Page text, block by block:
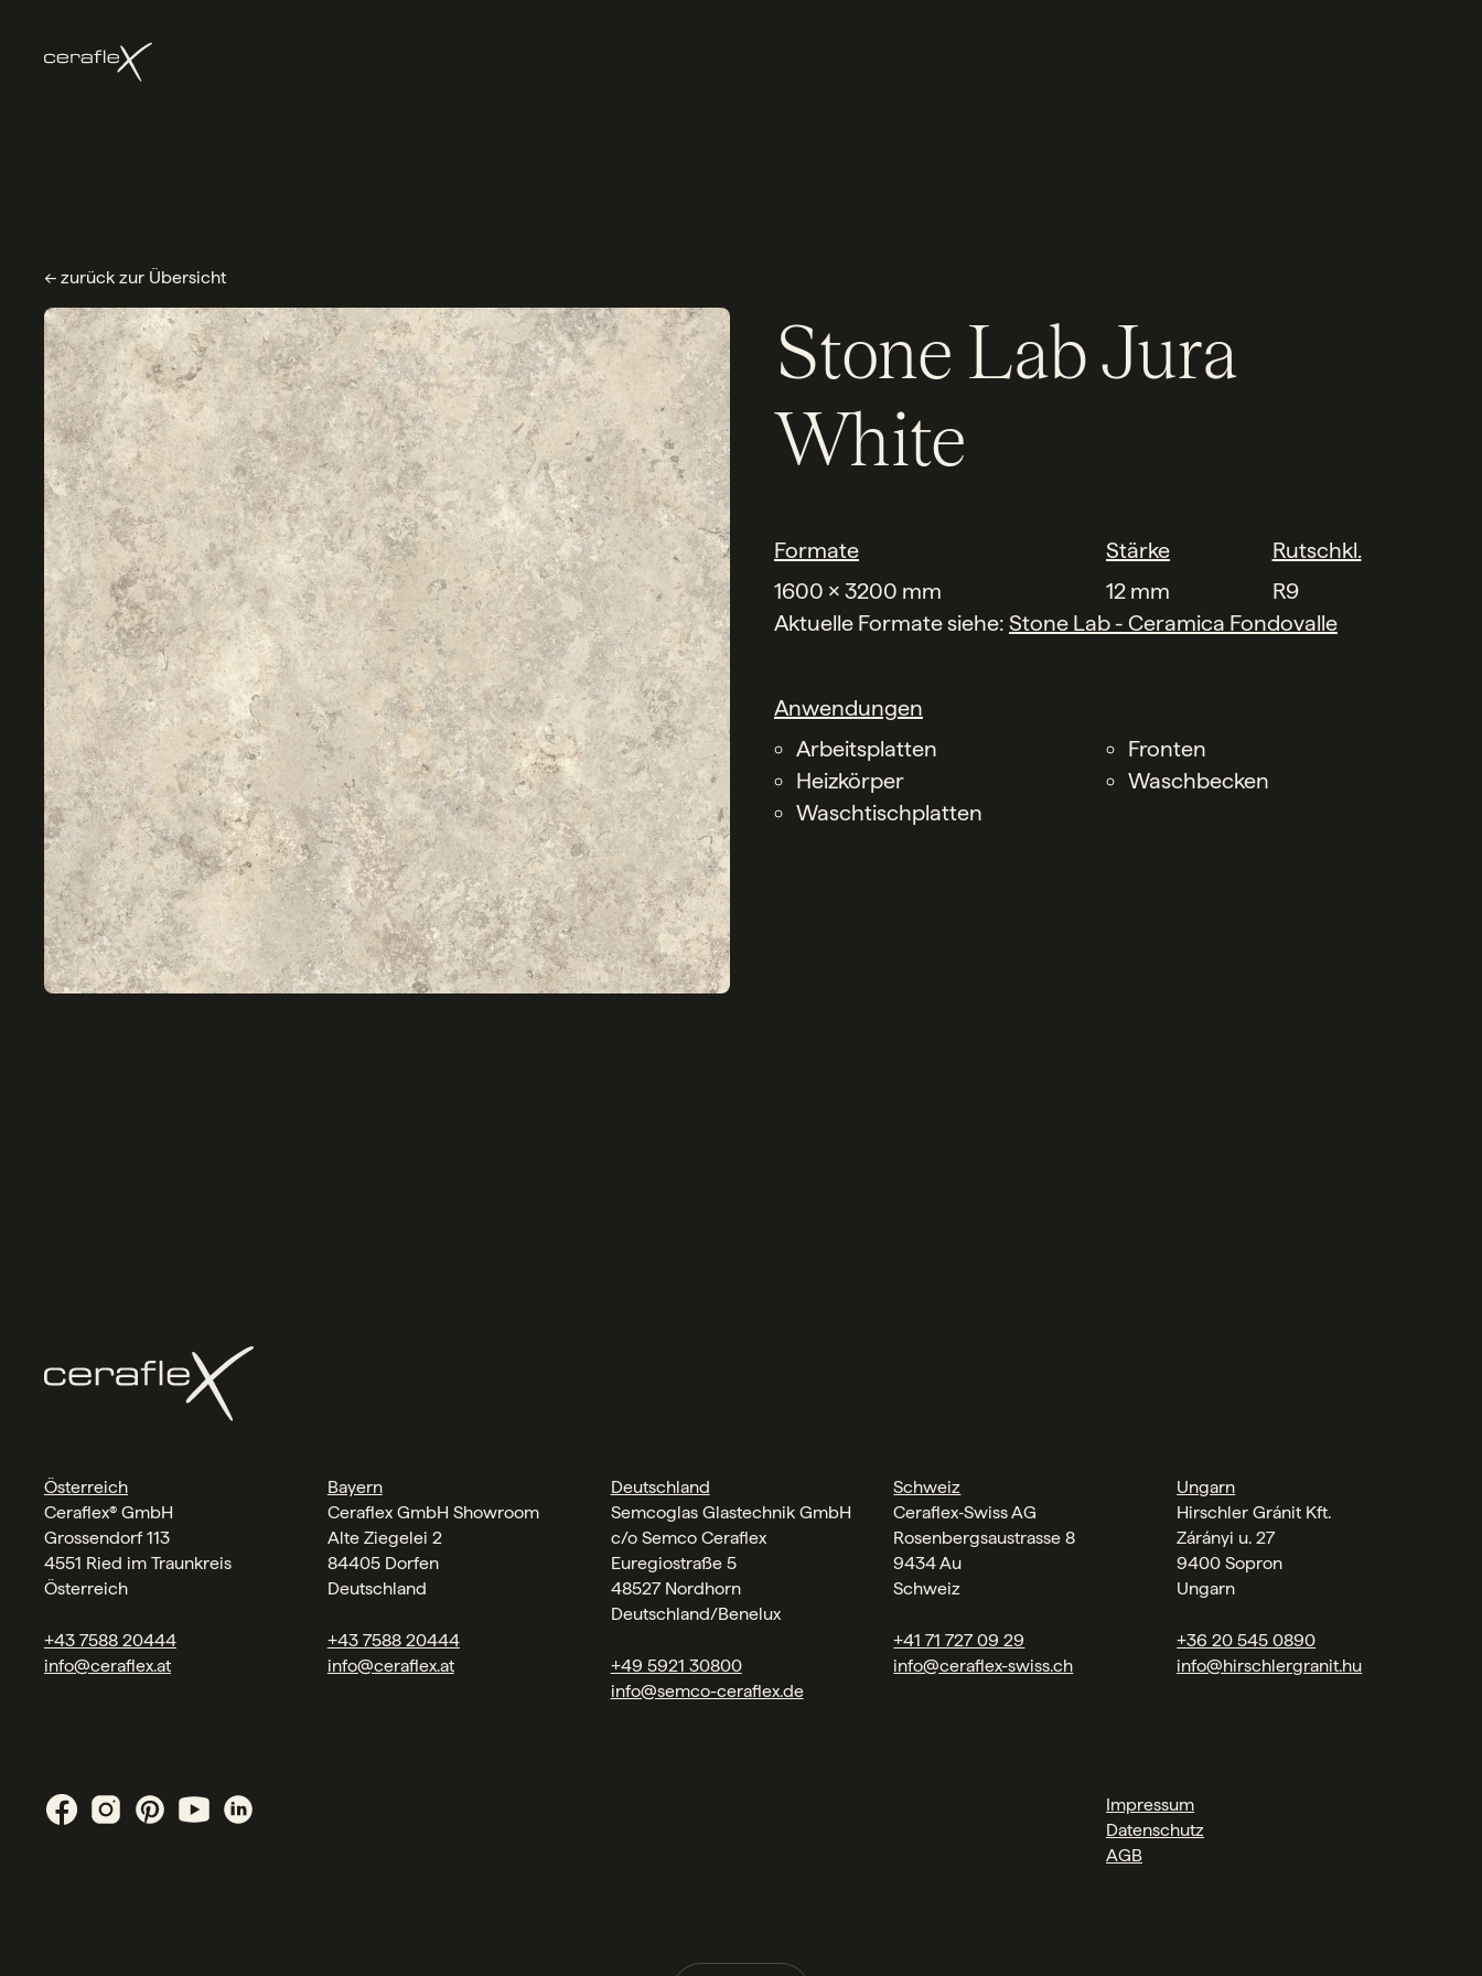
← zurück zur Übersicht
Stone Lab Jura
White
Formate Stärke
Rutschkl.
1600 x 3200 mm
12 mm
R9
Aktuelle Formate siehe: Stone Lab - Ceramica Fondovalle
Anwendungen
Arbeitsplatten
Fronten
Heizkörper
Waschbecken
Waschtischplatten
Österreich
Ceraflex® GmbH
Grossendorf 113
4551 Ried im Traunkreis
Österreich
+43 7588 20444
info@ceraflex.at
Bayern
Ceraflex GmbH Showroom
Alte Ziegelei 2
84405 Dorfen
Deutschland
+43 7588 20444
info@ceraflex.at
Deutschland
Semcoglas Glastechnik GmbH
c/o Semco Ceraflex
Euregiostraße 5
48527 Nordhorn
Deutschland/Benelux
+49 5921 30800
info@semco-ceraflex.de
Schweiz
Ceraflex‑Swiss AG
Rosenbergsaustrasse 8
9434 Au
Schweiz
+41 71 727 09 29
info@ceraflex-swiss.ch
Ungarn
Hirschler Gránit Kft.
Zárányi u. 27
9400 Sopron
Ungarn
+36 20 545 0890
info@hirschlergranit.hu
Impressum
Datenschutz
AGB